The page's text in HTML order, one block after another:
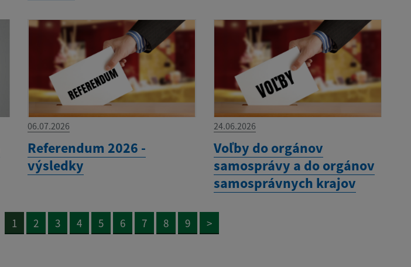
06.07.2026
Referendum 2026 -
výsledky
24.06.2026
Voľby do orgánov
samosprávy a do orgánov
samosprávnych krajov
1 2 3 4 5 6 7 8 9 >